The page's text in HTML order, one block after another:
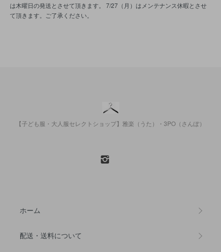
は木曜日の発送とさせて頂きます。 7/27（月）はメンテナンス休暇とさせ
て頂きます。ご了承ください。
【子ども服・大人服セレクトショップ】雅楽（うた）・3PO（さんぽ）
ホーム
配送・送料について